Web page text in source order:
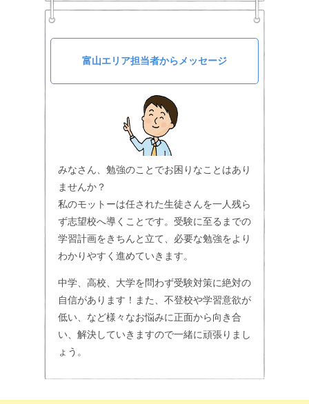
富山エリア担当者からメッセージ
みなさん、勉強のことでお困りなことはあり
ませんか？
私のモットーは任された生徒さんを一人残ら
ず志望校へ導くことです。受験に至るまでの
学習計画をきちんと立て、必要な勉強をより
わかりやすく進めていきます。
中学、高校、大学を問わず受験対策に絶対の
自信があります！また、不登校や学習意欲が
低い、など様々なお悩みに正面から向き合
い、解決していきますので一緒に頑張りまし
ょう。